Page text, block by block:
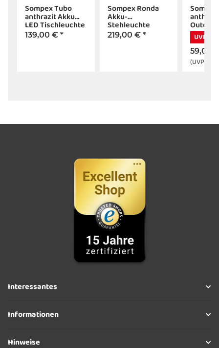
Sompex Tubo
anthrazit Akku
LED Tischleuchte
139,00 € *
Sompex Ronda
Akku-
Stehleuchte
anthrazit
219,00 € * UVP -
59,00
(UVP:
Interessantes
Informationen
Hinweise